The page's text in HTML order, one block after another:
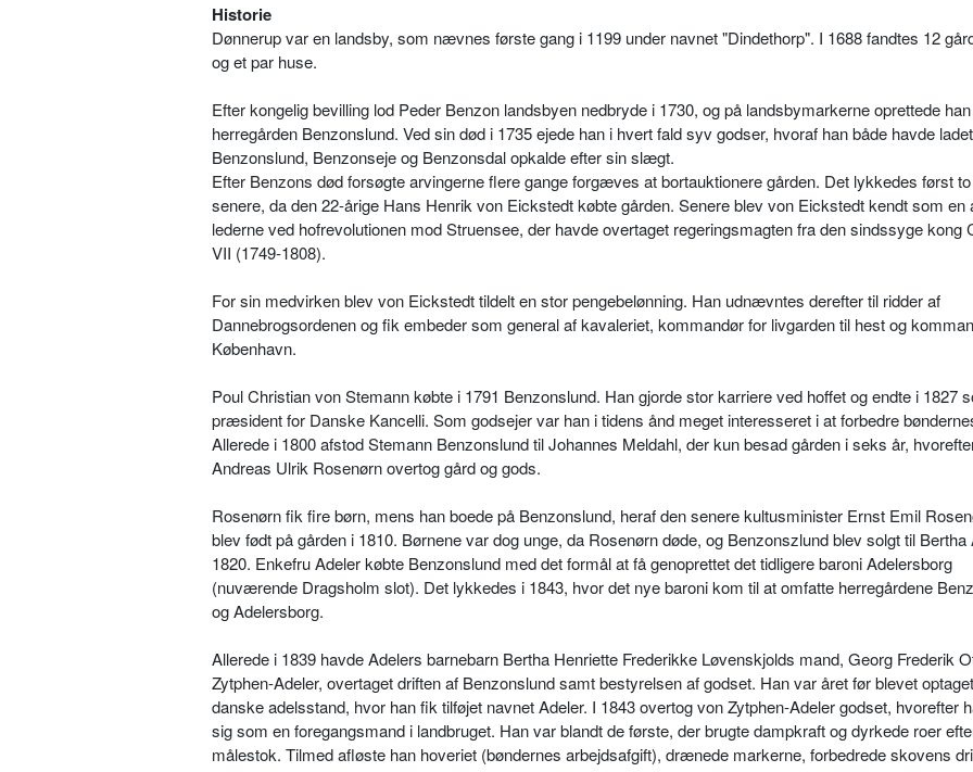
Historie
Dønnerup var en landsby, som nævnes første gang i 1199 under navnet "Dindethorp". I 1688 fandtes 12
og et par huse.
Efter kongelig bevilling lod Peder Benzon landsbyen nedbryde i 1730, og på landsbymarkerne oprettede han
herregården Benzonslund. Ved sin død i 1735 ejede han i hvert fald syv godser, hvoraf han både havde ladet
Benzonslund, Benzonseje og Benzonsdal opkalde efter sin slægt.
Efter Benzons død forsøgte arvingerne flere gange forgæves at bortauktionere gården. Det lykkedes først
senere, da den 22-årige Hans Henrik von Eickstedt købte gården. Senere blev von Eickstedt kendt som en
lederne ved hofrevolutionen mod Struensee, der havde overtaget regeringsmagten fra den sindssyge kong
VII (1749-1808).
For sin medvirken blev von Eickstedt tildelt en stor pengebelønning. Han udnævntes derefter til ridder af
Dannebrogsordenen og fik embeder som general af kavaleriet, kommandør for livgarden til hest og
København.
Poul Christian von Stemann købte i 1791 Benzonslund. Han gjorde stor karriere ved hoffet og endte i 1827
præsident for Danske Kancelli. Som godsejer var han i tidens ånd meget interesseret i at forbedre
Allerede i 1800 afstod Stemann Benzonslund til Johannes Meldahl, der kun besad gården i seks år,
Andreas Ulrik Rosenørn overtog gård og gods.
Rosenørn fik fire børn, mens han boede på Benzonslund, heraf den senere kultusminister Ernst Emil
blev født på gården i 1810. Børnene var dog unge, da Rosenørn døde, og Benzonszlund blev solgt til Bertha
1820. Enkefru Adeler købte Benzonslund med det formål at få genoprettet det tidligere baroni Adelersborg
(nuværende Dragsholm slot). Det lykkedes i 1843, hvor det nye baroni kom til at omfatte herregårdene
og Adelersborg.
Allerede i 1839 havde Adelers barnebarn Bertha Henriette Frederikke Løvenskjolds mand, Georg Frederik
Zytphen-Adeler, overtaget driften af Benzonslund samt bestyrelsen af godset. Han var året før blevet
danske adelsstand, hvor han fik tilføjet navnet Adeler. I 1843 overtog von Zytphen-Adeler godset, hvorefter
sig som en foregangsmand i landbruget. Han var blandt de første, der brugte dampkraft og dyrkede roer
målestok. Tilmed afløste han hoveriet (bøndernes arbejdsafgift), drænede markerne, forbedrede skovens